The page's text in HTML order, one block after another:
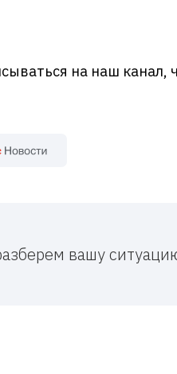
на наш канал,
вашу